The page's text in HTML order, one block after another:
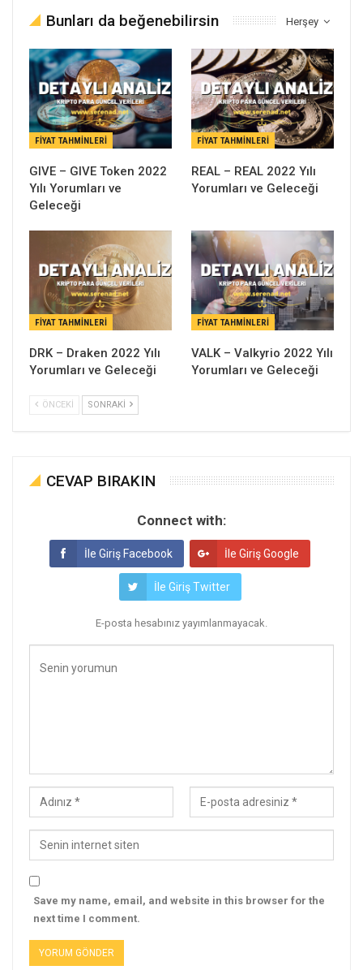
Herşey
Bunları da beğenebilirsin
FIYAT TAHMINLERI
GIVE – GIVE Token 2022
Yılı Yorumları ve
Geleceği
FIYAT TAHMINLERI
REAL – REAL 2022 Yılı
Yorumları ve Geleceği
FIYAT TAHMINLERI
DRK – Draken 2022 Yılı
Yorumları ve Geleceği
FIYAT TAHMINLERI
VALK – Valkyrio 2022 Yılı
Yorumları ve Geleceği
ÖNCEKI SONRAKI
CEVAP BIRAKIN
Connect with:
İle Giriş Facebook İle Giriş Google
İle Giriş Twitter
E-posta hesabınız yayımlanmayacak.
Save my name, email, and website in this browser for the
next time I comment.